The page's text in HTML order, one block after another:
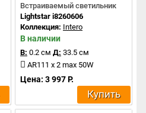
Встраиваемый светильник
Lightstar i8260606
Коллекция: Intero
В наличии
В: 0.2 см Д: 33.5 см
AR111 x 2 max 50W
Цена: 3 997 Р.
Купить